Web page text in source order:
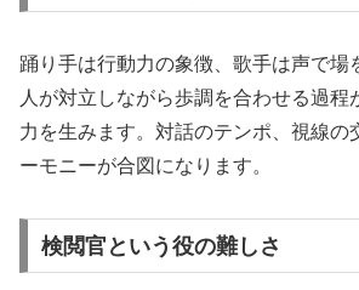
踊り手は行動力の象徴、歌手は声で場
人が対立しながら歩調を合わせる過程
力を生みます。対話のテンポ、視線の
ーモニーが合図になります。
検閲官という役の難しさ